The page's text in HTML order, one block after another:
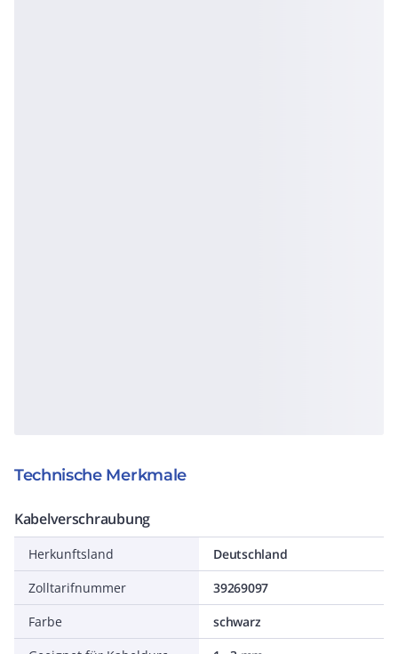
Technische Merkmale
Kabelverschraubung
Herkunftsland
Deutschland
Zolltarifnummer
39269097
Farbe
schwarz